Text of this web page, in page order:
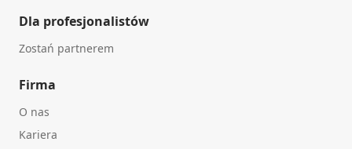
Dla profesjonalistów
Zostań partnerem
Firma
O nas
Kariera